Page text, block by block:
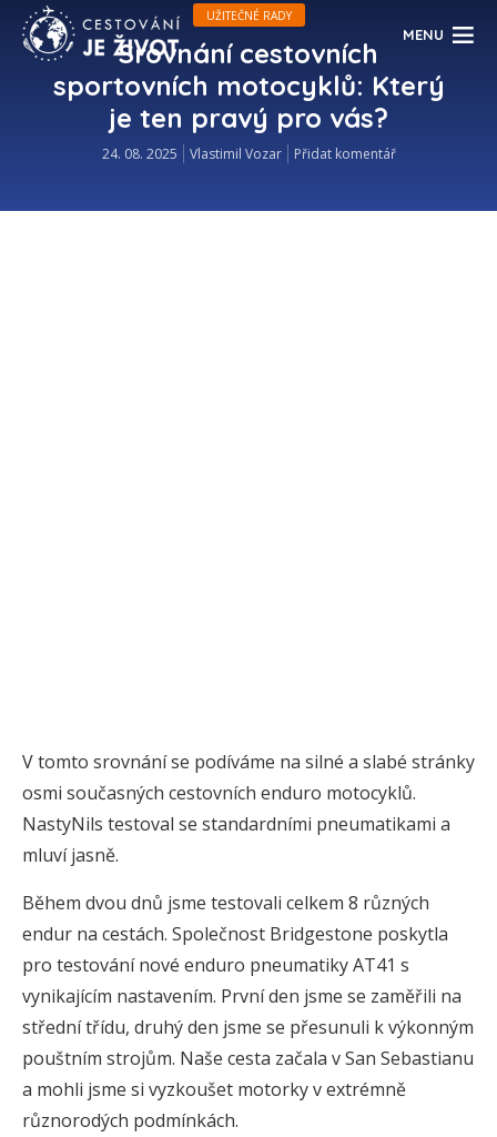
MENU
UŽITEČNÉ RADY
Srovnání cestovních
sportovních motocyklů: Který
je ten pravý pro vás?
24. 08. 2025 Vlastimil Vozar Přidat komentář
V tomto srovnání se podíváme na silné a slabé stránky
osmi současných cestovních enduro motocyklů.
NastyNils testoval se standardními pneumatikami a
mluví jasně.
Během dvou dnů jsme testovali celkem 8 různých
endur na cestách. Společnost Bridgestone poskytla
pro testování nové enduro pneumatiky AT41 s
vynikajícím nastavením. První den jsme se zaměřili na
střední třídu, druhý den jsme se přesunuli k výkonným
pouštním strojům. Naše cesta začala v San Sebastianu
a mohli jsme si vyzkoušet motorky v extrémně
různorodých podmínkách.